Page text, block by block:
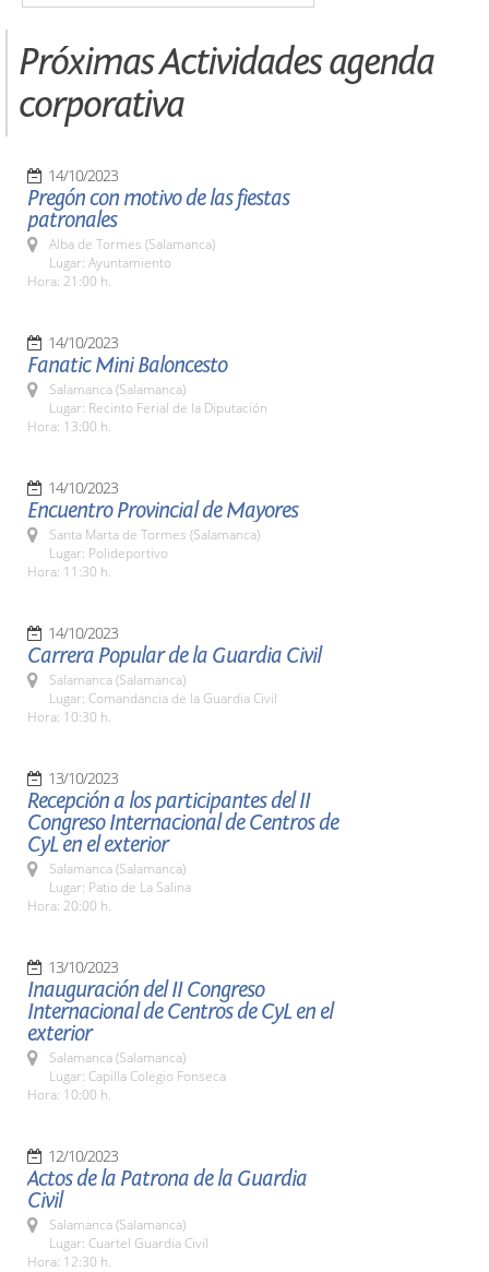
Próximas Actividades agenda
corporativa
14/10/2023
Pregón con motivo de las fiestas
patronales
Alba de Tormes (Salamanca)
Lugar: Ayuntamiento
Hora: 21:00 h.
14/10/2023
Fanatic Mini Baloncesto
Salamanca (Salamanca)
Lugar: Recinto Ferial de la Diputación
Hora: 13:00 h.
14/10/2023
Encuentro Provincial de Mayores
Santa Marta de Tormes (Salamanca)
Lugar: Polideportivo
Hora: 11:30 h.
14/10/2023
Carrera Popular de la Guardia Civil
Salamanca (Salamanca)
Lugar: Comandancia de la Guardia Civil
Hora: 10:30 h.
13/10/2023
Recepción a los participantes del II
Congreso Internacional de Centros de
CyL en el exterior
Salamanca (Salamanca)
Lugar: Patio de La Salina
Hora: 20:00 h.
13/10/2023
Inauguración del II Congreso
Internacional de Centros de CyL en el
exterior
Salamanca (Salamanca)
Lugar: Capilla Colegio Fonseca
Hora: 10:00 h.
12/10/2023
Actos de la Patrona de la Guardia
Civil
Salamanca (Salamanca)
Lugar: Cuartel Guardia Civil
Hora: 12:30 h.